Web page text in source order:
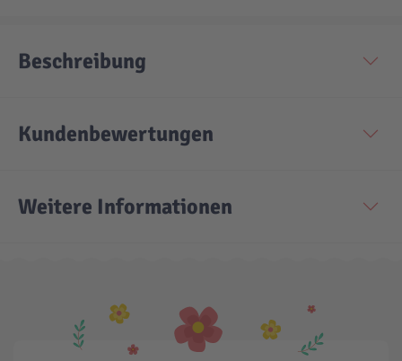
Beschreibung
Kundenbewertungen
Weitere Informationen